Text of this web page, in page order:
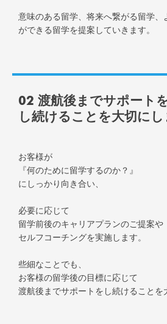
意味のある留学、将来へ繋がる留学、
ができる留学を提案していきます。
02 渡航後までサポート
し続けることを大切にし
お客様が
『何のために留学するのか？』
にしっかり向き合い、
必要に応じて
留学前後のキャリアプランのご提案や
セルフコーチングを実施します。
些細なことでも、
お客様の留学後の目標に応じて
渡航後までサポートをし続けることを